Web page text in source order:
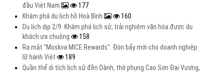
đầu Việt Nam
177
Khám phá du lịch hồ Hoà Bình
160
Du lịch dịp 2/9: Khám phá lịch sử, trải nghiệm văn hóa được du
khách ưa chuộng
158
Ra mắt "Moskva MICE Rewards": Đòn bẩy mới cho doanh nghiệp
lữ hành Việt
189
Quần thể di tích lịch sử đền Dành, thờ phụng Cao Sơn Đại Vương,